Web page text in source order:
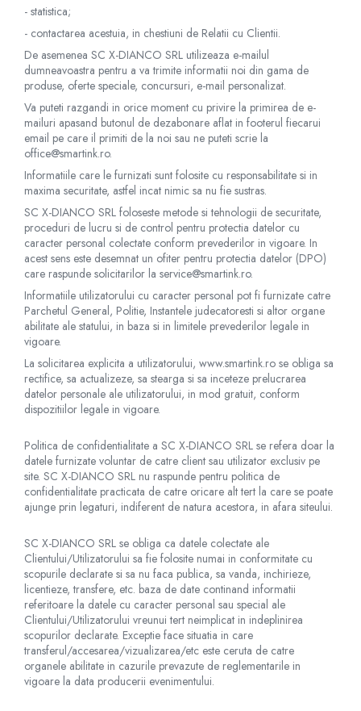
- statistica;
- contactarea acestuia, in chestiuni de Relatii cu Clientii.
De asemenea SC X-DIANCO SRL utilizeaza e-mailul
dumneavoastra pentru a va trimite informatii noi din gama de
produse, oferte speciale, concursuri, e-mail personalizat.
Va puteti razgandi in orice moment cu privire la primirea de e-
mailuri apasand butonul de dezabonare aflat in footerul fiecarui
email pe care il primiti de la noi sau ne puteti scrie la
office@smartink.ro.
Informatiile care le furnizati sunt folosite cu responsabilitate si in
maxima securitate, astfel incat nimic sa nu fie sustras.
SC X-DIANCO SRL foloseste metode si tehnologii de securitate,
proceduri de lucru si de control pentru protectia datelor cu
caracter personal colectate conform prevederilor in vigoare. In
acest sens este desemnat un ofiter pentru protectia datelor (DPO)
care raspunde solicitarilor la service@smartink.ro.
Informatiile utilizatorului cu caracter personal pot fi furnizate catre
Parchetul General, Politie, Instantele judecatoresti si altor organe
abilitate ale statului, in baza si in limitele prevederilor legale in
vigoare.
La solicitarea explicita a utilizatorului, www.smartink.ro se obliga sa
rectifice, sa actualizeze, sa stearga si sa inceteze prelucrarea
datelor personale ale utilizatorului, in mod gratuit, conform
dispozitiilor legale in vigoare.
Politica de confidentialitate a SC X-DIANCO SRL se refera doar la
datele furnizate voluntar de catre client sau utilizator exclusiv pe
site. SC X-DIANCO SRL nu raspunde pentru politica de
confidentialitate practicata de catre oricare alt tert la care se poate
ajunge prin legaturi, indiferent de natura acestora, in afara siteului.
SC X-DIANCO SRL se obliga ca datele colectate ale
Clientului/Utilizatorului sa fie folosite numai in conformitate cu
scopurile declarate si sa nu faca publica, sa vanda, inchirieze,
licentieze, transfere, etc. baza de date continand informatii
referitoare la datele cu caracter personal sau special ale
Clientului/Utilizatorului vreunui tert neimplicat in indeplinirea
scopurilor declarate. Exceptie face situatia in care
transferul/accesarea/vizualizarea/etc este ceruta de catre
organele abilitate in cazurile prevazute de reglementarile in
vigoare la data producerii evenimentului.